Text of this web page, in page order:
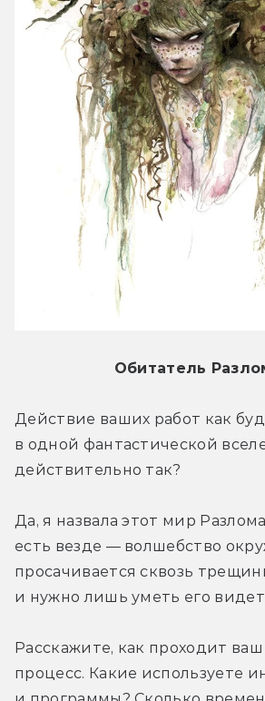
Обитатель
Действие ваших работ как
в одной фантастической
действительно так?
Да, я назвала этот мир
есть везде — волшебство
просачивается сквозь
и нужно лишь уметь его
Расскажите, как проходит
процесс. Какие используете